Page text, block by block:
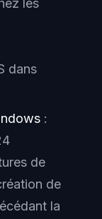
dans
:
de
de
la